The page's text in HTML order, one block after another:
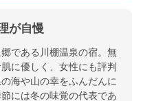
が自慢
である川棚温泉の宿。無
に優しく、女性にも評判
海や山の幸をふんだんに
には冬の味覚の代表であ